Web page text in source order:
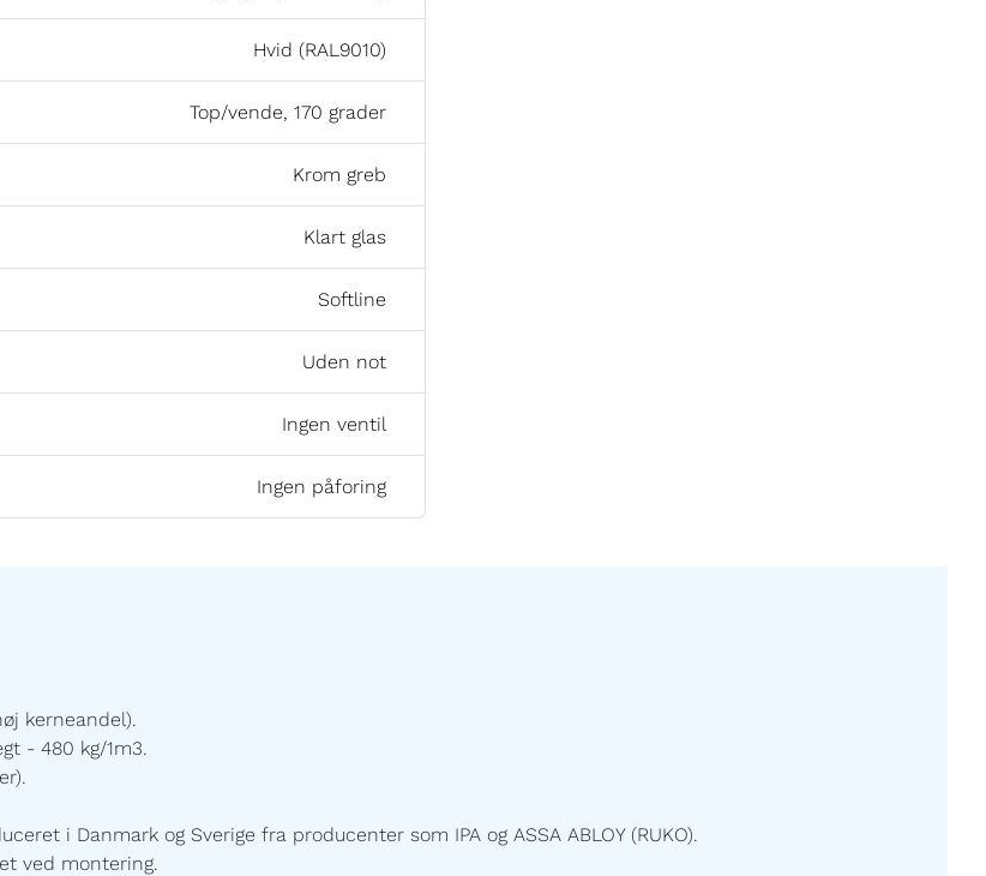
Hvid (RAL9010)
Top/vende, 170 grader
Krom greb
Klart glas
Softline
Uden not
Ingen ventil
Ingen påforing
kerneandel).
- 480 kg/1m3.
i Danmark og Sverige fra producenter som IPA og ASSA ABLOY (RUKO).
ved montering.